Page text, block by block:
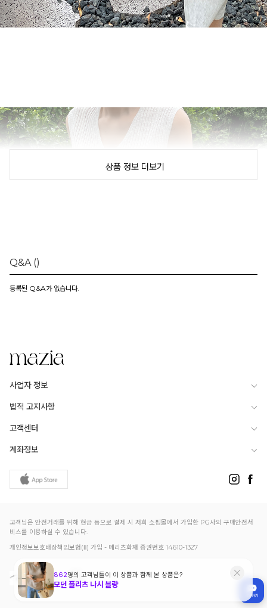
상품 정보 더보기
Q&A ()
등록된 Q&A가 없습니다.
사업자 정보
법적 고지사항
고객센터
계좌정보
고객님은 안전거래를 위해 현금 등으로 결제 시 저희 쇼핑몰에서 가입한 PG사의 구매안전서
비스를 이용하실 수 있습니다.
개인정보보호배상책임보험(Ⅱ) 가입 - 메리츠화재 증권번호 14610-1327